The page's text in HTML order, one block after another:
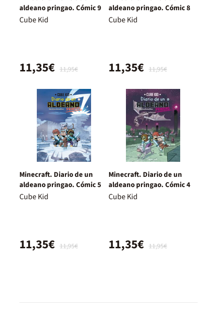
aldeano pringao. Cómic 9
Cube Kid
11,95€
11,35€
aldeano pringao. Cómic 8
Cube Kid
11,95€
11,35€
Minecraft. Diario de un
aldeano pringao. Cómic 5
Cube Kid
11,95€
11,35€
Minecraft. Diario de un
aldeano pringao. Cómic 4
Cube Kid
11,95€
11,35€